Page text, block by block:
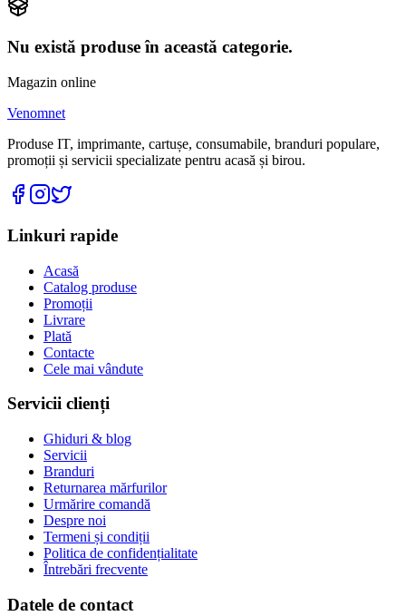
Nu există produse în această categorie.
Magazin online
Venomnet
Produse IT, imprimante, cartușe, consumabile, branduri populare,
promoții și servicii specializate pentru acasă și birou.
Linkuri rapide
Acasă
Catalog produse
Promoții
Livrare
Plată
Contacte
Cele mai vândute
Servicii clienți
Ghiduri & blog
Servicii
Branduri
Returnarea mărfurilor
Urmărire comandă
Despre noi
Termeni și condiții
Politica de confidențialitate
Întrebări frecvente
Datele de contact